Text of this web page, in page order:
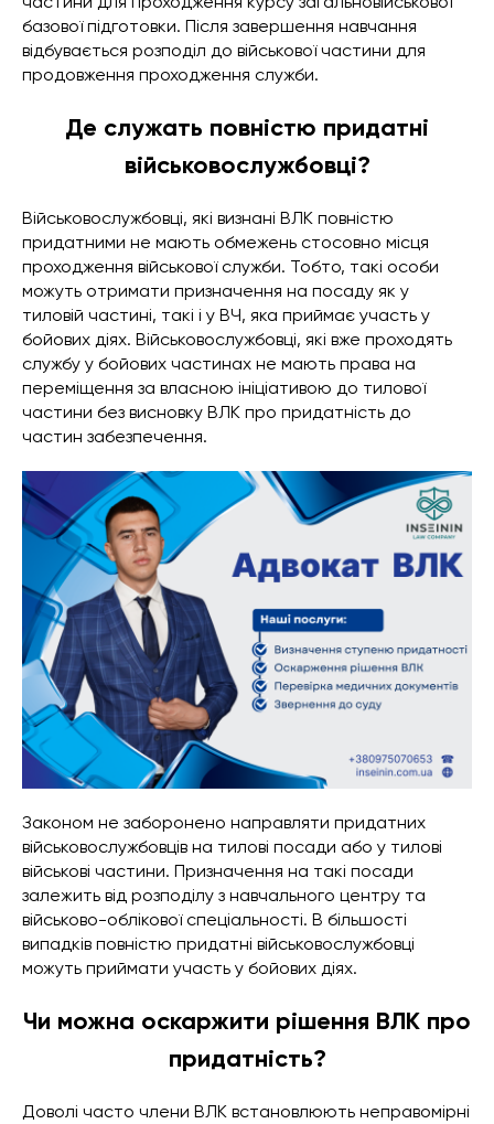
базової підготовки. Після завершення навчання
відбувається розподіл до військової частини для
продовження проходження служби.
Де служать повністю придатні
військовослужбовці?
Військовослужбовці, які визнані ВЛК повністю
придатними не мають обмежень стосовно місця
проходження військової служби. Тобто, такі особи
можуть отримати призначення на посаду як у
тиловій частині, такі і у ВЧ, яка приймає участь у
бойових діях. Військовослужбовці, які вже проходять
службу у бойових частинах не мають права на
переміщення за власною ініціативою до тилової
частини без висновку ВЛК про придатність до
частин забезпечення.
Законом не заборонено направляти придатних
військовослужбовців на тилові посади або у тилові
військові частини. Призначення на такі посади
залежить від розподілу з навчального центру та
військово-облікової спеціальності. В більшості
випадків повністю придатні військовослужбовці
можуть приймати участь у бойових діях.
Чи можна оскаржити рішення ВЛК про
придатність?
Доволі часто члени ВЛК встановлюють неправомірні